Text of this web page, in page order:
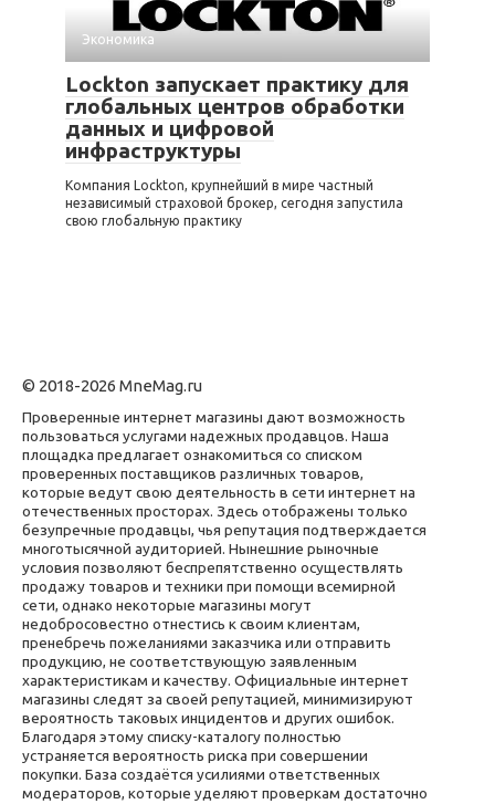
Экономика
Lockton запускает практику для
глобальных центров обработки
данных и цифровой
инфраструктуры
Компания Lockton, крупнейший в мире частный
независимый страховой брокер, сегодня запустила
свою глобальную практику
© 2018-2026 MneMag.ru
Проверенные интернет магазины дают возможность
пользоваться услугами надежных продавцов. Наша
площадка предлагает ознакомиться со списком
проверенных поставщиков различных товаров,
которые ведут свою деятельность в сети интернет на
отечественных просторах. Здесь отображены только
безупречные продавцы, чья репутация подтверждается
многотысячной аудиторией. Нынешние рыночные
условия позволяют беспрепятственно осуществлять
продажу товаров и техники при помощи всемирной
сети, однако некоторые магазины могут
недобросовестно отнестись к своим клиентам,
пренебречь пожеланиями заказчика или отправить
продукцию, не соответствующую заявленным
характеристикам и качеству. Официальные интернет
магазины следят за своей репутацией, минимизируют
вероятность таковых инцидентов и других ошибок.
Благодаря этому списку-каталогу полностью
устраняется вероятность риска при совершении
покупки. База создаётся усилиями ответственных
модераторов, которые уделяют проверкам достаточно